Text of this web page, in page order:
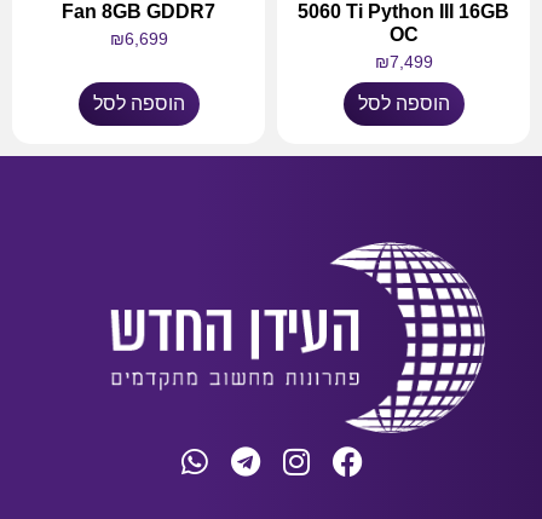
5060 Ti Python III 16GB
OC
₪7,499
הוספה לסל
Fan 8GB GDDR7
₪6,699
הוספה לסל